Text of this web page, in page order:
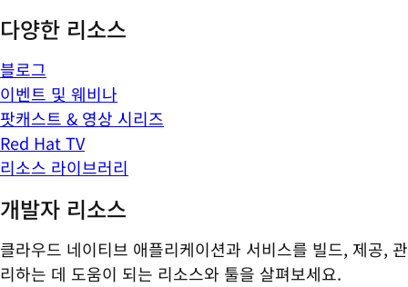
다양한 리소스
블로그
이벤트 및 웨비나
팟캐스트 & 영상 시리즈
Red Hat TV
리소스 라이브러리
개발자 리소스
클라우드 네이티브 애플리케이션과 서비스를 빌드, 제공, 관
리하는 데 도움이 되는 리소스와 툴을 살펴보세요.